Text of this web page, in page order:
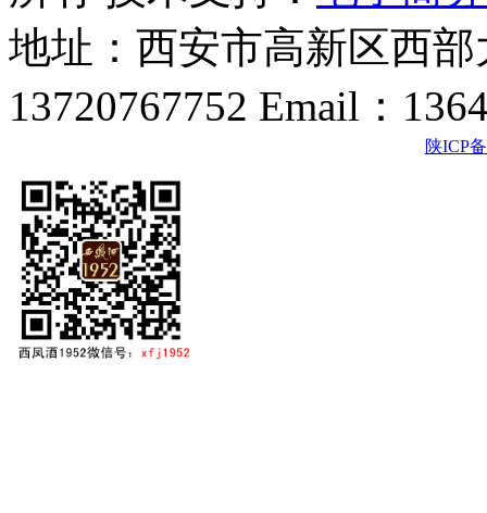
地址：西安市高新区西
13720767752 Email：
陕ICP